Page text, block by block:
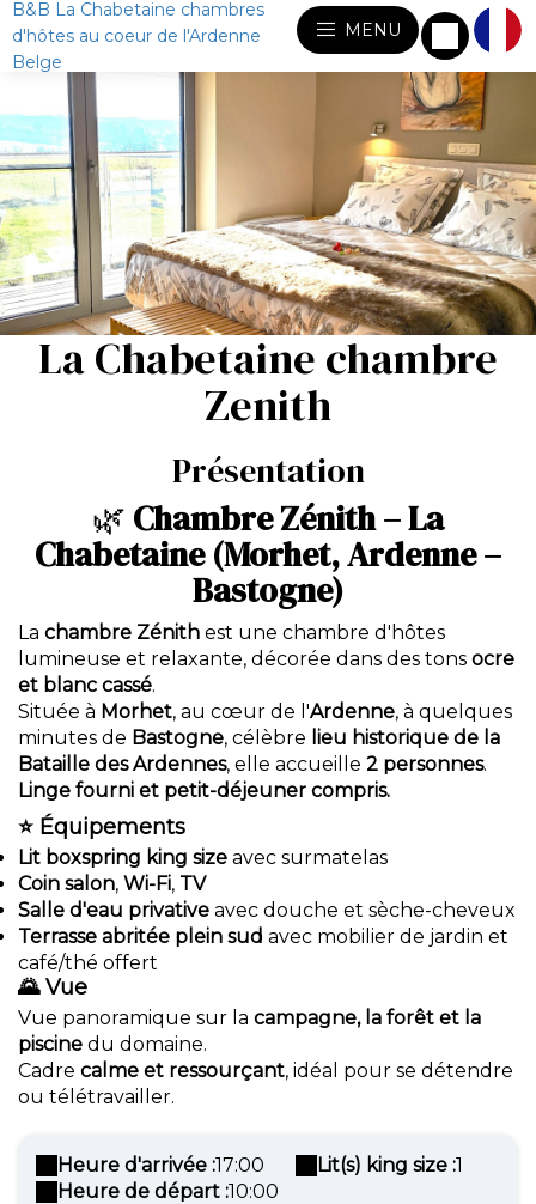
B&B La Chabetaine chambres
d'hôtes au coeur de l'Ardenne
Belge
MENU
La Chabetaine chambre
Zenith
Présentation
🌿 Chambre Zénith – La
Chabetaine (Morhet, Ardenne –
Bastogne)
La chambre Zénith est une chambre d'hôtes
lumineuse et relaxante, décorée dans des tons ocre
et blanc cassé.
Située à Morhet, au cœur de l'Ardenne, à quelques
minutes de Bastogne, célèbre lieu historique de la
Bataille des Ardennes, elle accueille 2 personnes.
Linge fourni et petit-déjeuner compris.
⭐ Équipements
Lit boxspring king size avec surmatelas
Coin salon, Wi-Fi, TV
Salle d'eau privative avec douche et sèche-cheveux
Terrasse abritée plein sud avec mobilier de jardin et
café/thé offert
🌄Vue
Vue panoramique sur la campagne, la forêt et la
piscine du domaine.
Cadre calme et ressourçant, idéal pour se détendre
ou télétravailler.
Heure d'arrivée :17:00
Heure de départ :10:00
Lit(s) king size :1